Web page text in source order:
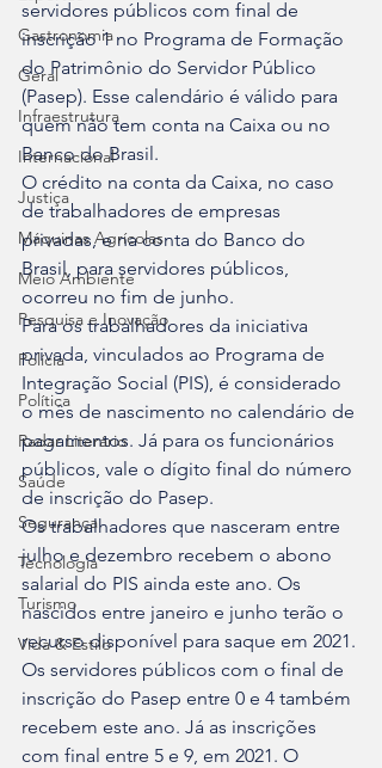
Gastronomia
Geral
Infraestrutura
Internacional
Justiça
Máquinas Agrícolas
Meio Ambiente
Pesquisa e Inovação
Polícia
Política
Radar Literário
Saúde
Segurança
Tecnologia
Turismo
Vida & Estilo
servidores públicos com final de
inscrição 1 no Programa de Formação
do Patrimônio do Servidor Público
(Pasep). Esse calendário é válido para
quem não tem conta na Caixa ou no
Banco do Brasil.
O crédito na conta da Caixa, no caso
de trabalhadores de empresas
privadas, e na conta do Banco do
Brasil, para servidores públicos,
ocorreu no fim de junho.
Para os trabalhadores da iniciativa
privada, vinculados ao Programa de
Integração Social (PIS), é considerado
o mês de nascimento no calendário de
pagamentos. Já para os funcionários
públicos, vale o dígito final do número
de inscrição do Pasep.
Os trabalhadores que nasceram entre
julho e dezembro recebem o abono
salarial do PIS ainda este ano. Os
nascidos entre janeiro e junho terão o
recurso disponível para saque em 2021.
Os servidores públicos com o final de
inscrição do Pasep entre 0 e 4 também
recebem este ano. Já as inscrições
com final entre 5 e 9, em 2021. O